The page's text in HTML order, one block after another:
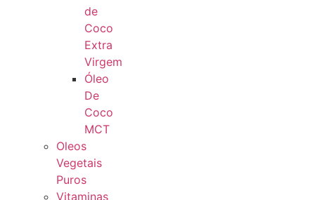
de
Coco
Extra
Virgem
Óleo
De
Coco
MCT
Oleos
Vegetais
Puros
Vitaminas